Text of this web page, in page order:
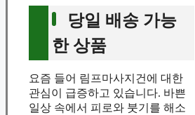
당일 배송 가능
한 상품
요즘 들어 림프마사지건에 대한
관심이 급증하고 있습니다. 바쁜
일상 속에서 피로와 붓기를 해소